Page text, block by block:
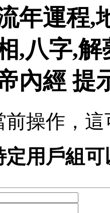
年運程,
,八字,
內經 提
前操作，
用戶組